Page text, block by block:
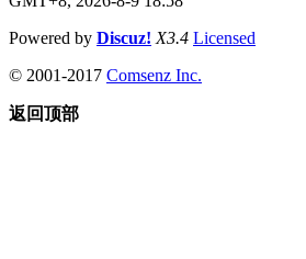
Powered by Discuz! X3.4 Licensed
© 2001-2017 Comsenz Inc.
返回顶部